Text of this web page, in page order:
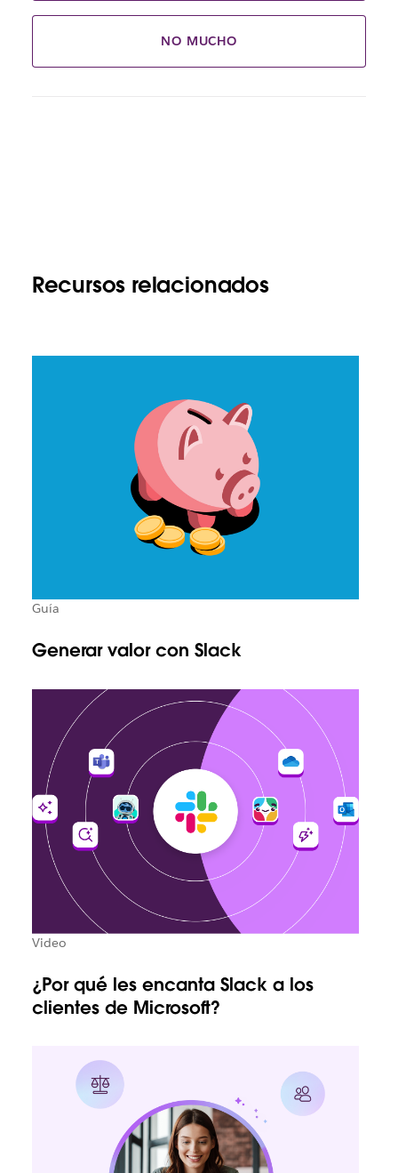
NO MUCHO
Recursos relacionados
Guía
Generar valor con Slack
Video
¿Por qué les encanta Slack a los
clientes de Microsoft?